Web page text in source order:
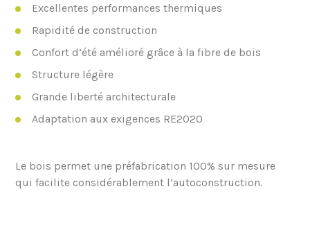
Excellentes performances thermiques
Rapidité de construction
Confort d’été amélioré grâce à la fibre de bois
Structure légère
Grande liberté architecturale
Adaptation aux exigences RE2020
Le bois permet une préfabrication 100% sur mesure
qui facilite considérablement l’autoconstruction.